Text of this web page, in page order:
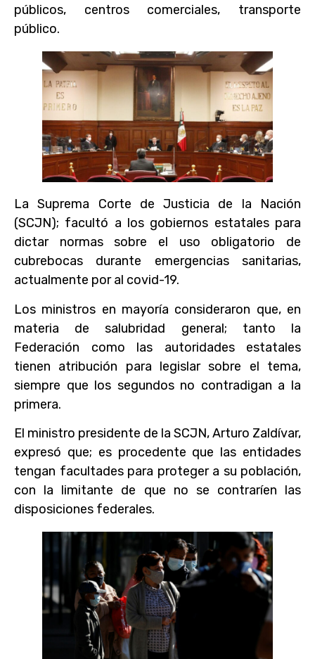
públicos, centros comerciales, transporte
público.
La Suprema Corte de Justicia de la Nación
(SCJN); facultó a los gobiernos estatales para
dictar normas sobre el uso obligatorio de
cubrebocas durante emergencias sanitarias,
actualmente por al covid-19.
Los ministros en mayoría consideraron que, en
materia de salubridad general; tanto la
Federación como las autoridades estatales
tienen atribución para legislar sobre el tema,
siempre que los segundos no contradigan a la
primera.
El ministro presidente de la SCJN, Arturo Zaldívar,
expresó que; es procedente que las entidades
tengan facultades para proteger a su población,
con la limitante de que no se contraríen las
disposiciones federales.